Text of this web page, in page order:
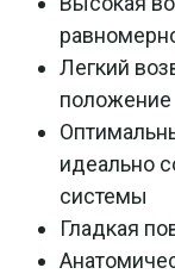
Легкий
положение
идеально
системы
Гладкая